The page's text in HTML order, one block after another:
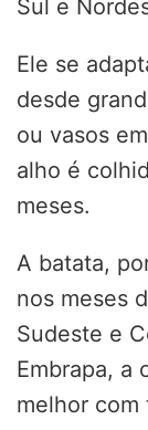
Sul e
Ele se
desde
ou vasos
alho é
meses.
A batata,
nos meses
Sudeste e
Embrapa, a
melhor com